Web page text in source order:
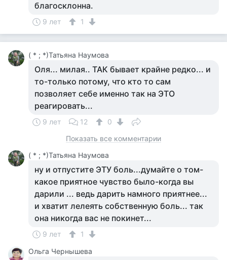
благосклонна.
9 лет 1
( * ; *)Татьяна Наумова
Оля... милая.. ТАК бывает крайне редко... и
то-только потому, что кто то сам
позволяет себе именно так на ЭТО
реагировать...
9 лет 12
0
Показать все комментарии
( * ; *)Татьяна Наумова
ну и отпустите ЭТУ боль...думайте о том-
какое приятное чувство было-когда вы
дарили ... ведь дарить намного приятнее...
и хватит лелеять собственную боль... так
она никогда вас не покинет...
9 лет
1
Ольга Чернышева